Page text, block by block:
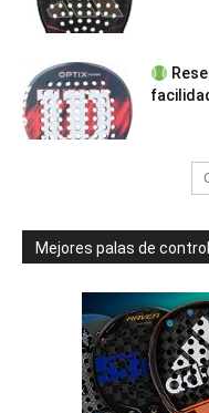
Mejores palas de control